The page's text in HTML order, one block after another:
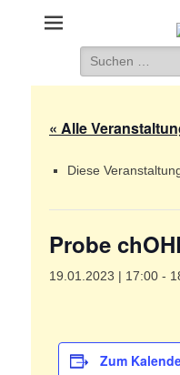
Gemischter Chor
Suche
nach:
« Alle
Diese
Probe
19.01.2023 | 17:00 -
Zum